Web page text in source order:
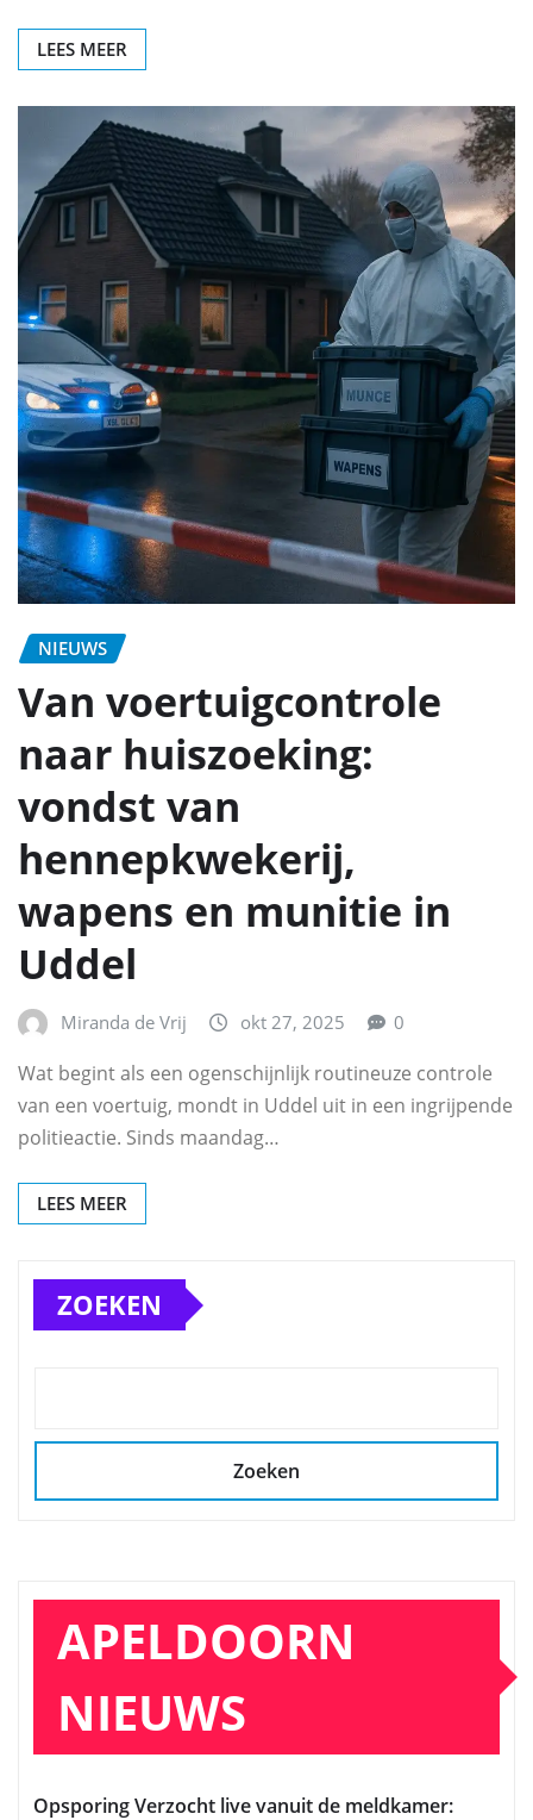
LEES MEER
NIEUWS
Van voertuigcontrole
naar huiszoeking:
vondst van
hennepkwekerij,
wapens en munitie in
Uddel
Miranda de Vrij okt 27, 2025 0
Wat begint als een ogenschijnlijk routineuze controle
van een voertuig, mondt in Uddel uit in een ingrijpende
politieactie. Sinds maandag…
LEES MEER
ZOEKEN
Zoeken
APELDOORN
NIEUWS
Opsporing Verzocht live vanuit de meldkamer: